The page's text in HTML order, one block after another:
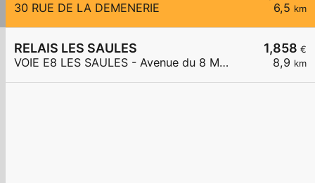
6,5 km
30 RUE DE LA DEMENERIE
1,858 €
8,9 km
RELAIS LES SAULES
VOIE E8 LES SAULES - Avenue du 8 Mai 1945